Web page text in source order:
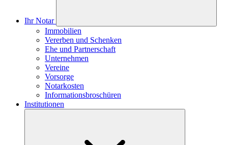
Ihr Notar
Immobilien
Vererben und Schenken
Ehe und Partnerschaft
Unternehmen
Vereine
Vorsorge
Notarkosten
Informationsbroschüren
Institutionen